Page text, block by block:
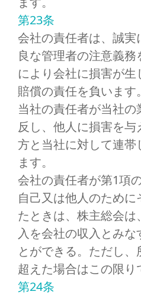
第23条
会社の責任者は、誠
良な管理者の注意義
により会社に損害が
賠償の責任を負います。
当社の責任者が当社
反し、他人に損害を
方と当社に対して連
ます。
会社の責任者が第1項
自己又は他人のため
たときは、株主総会
入を会社の収入とみ
とができる。ただし
超えた場合はこの限り
第24条